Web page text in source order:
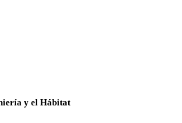
y el Hábitat